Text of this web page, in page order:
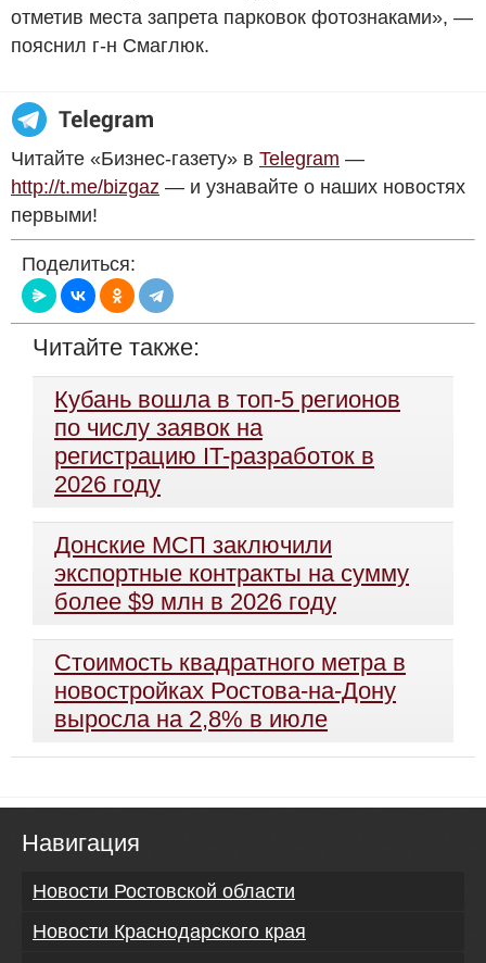
отметив места запрета парковок фотознаками», —
пояснил г-н Смаглюк.
Читайте «Бизнес-газету» в Telegram —
http://t.me/bizgaz — и узнавайте о наших новостях
первыми!
Поделиться:
Читайте также:
Кубань вошла в топ-5 регионов
по числу заявок на
регистрацию IT-разработок в
2026 году
Донские МСП заключили
экспортные контракты на сумму
более $9 млн в 2026 году
Стоимость квадратного метра в
новостройках Ростова-на-Дону
выросла на 2,8% в июле
Навигация
Новости Ростовской области
Новости Краснодарского края